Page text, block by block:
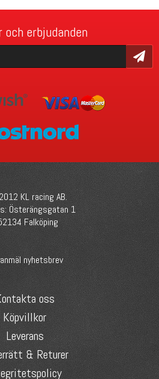
erbjudanden
Skicka
KL racing AB.
Österängsgatan 1
Falköping
nyhetsbrev
oss
Köpvillkor
Leverans
& Returer